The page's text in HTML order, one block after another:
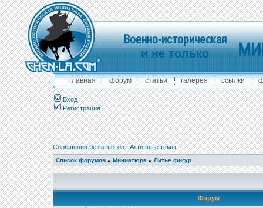
Военно-историческая
и не только
главная форум статьи галерея ссылки
Вход
Регистрация
Сообщения без ответов|Активные темы
Список форумов » Миниатюра » Литье фигур
Форум